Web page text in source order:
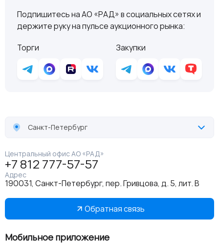
Подпишитесь на АО «РАД» в социальных сетях и
держите руку на пульсе аукционного рынка:
Торги
Закупки
Санкт-Петербург
Центральный офис АО «РАД»
+7 812 777-57-57
Адрес
190031, Санкт-Петербург, пер. Гривцова, д. 5, лит. В
Обратная связь
Мобильное приложение